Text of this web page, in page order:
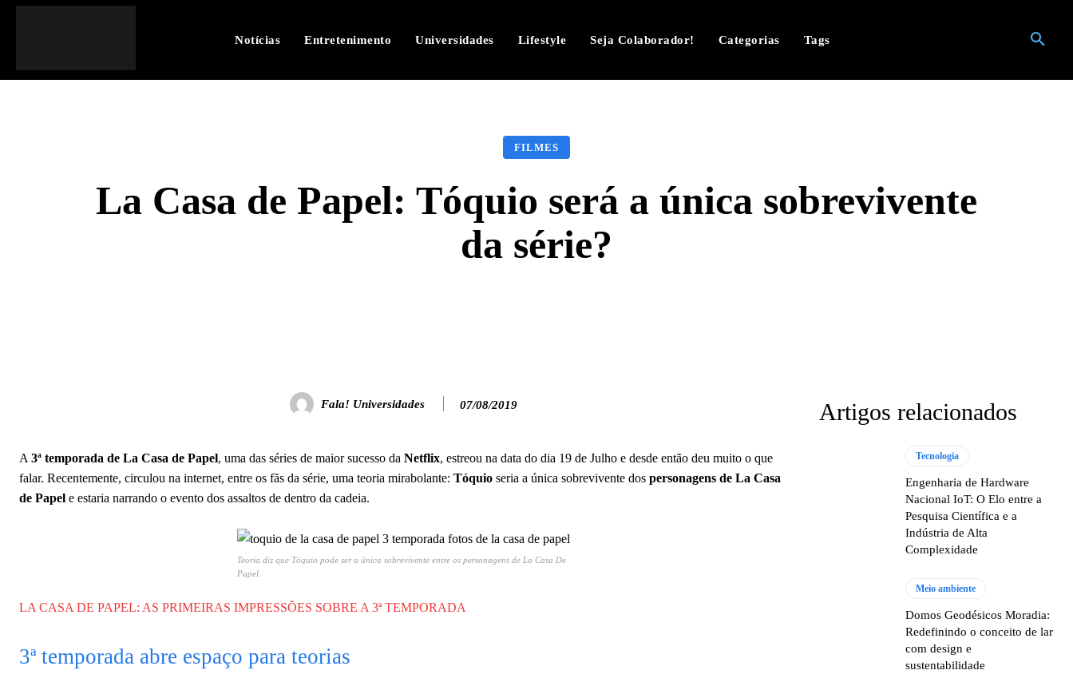
Notícias Entretenimento Universidades Lifestyle Seja Colaborador! Categorias Tags
FILMES
La Casa de Papel: Tóquio será a única sobrevivente
da série?
Fala! Universidades 07/08/2019
A 3ª temporada de La Casa de Papel, uma das séries de maior sucesso da Netflix, estreou na data do dia 19 de Julho e desde então deu muito o que
falar. Recentemente, circulou na internet, entre os fãs da série, uma teoria mirabolante: Tóquio seria a única sobrevivente dos personagens de La Casa
de Papel e estaria narrando o evento dos assaltos de dentro da cadeia.
Teoria diz que Tóquio pode ser a única sobrevivente entre os personagens de La Casa De
Papel.
LA CASA DE PAPEL: AS PRIMEIRAS IMPRESSÕES SOBRE A 3ª TEMPORADA
3ª temporada abre espaço para teorias
Artigos relacionados
Tecnologia
Engenharia de Hardware
Nacional IoT: O Elo entre a
Pesquisa Científica e a
Indústria de Alta
Complexidade
Meio ambiente
Domos Geodésicos Moradia:
Redefinindo o conceito de lar
com design e
sustentabilidade